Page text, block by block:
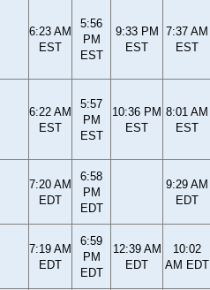
6:23 AM
EST
5:56
PM
EST
9:33 PM
EST
7:37 AM
EST
6:22 AM
EST
5:57
PM
EST
10:36 PM
EST
8:01 AM
EST
7:20 AM
EDT
6:58
PM
EDT
9:29 AM
EDT
7:19 AM
EDT
6:59
PM
EDT
12:39 AM
EDT
10:02
AM EDT